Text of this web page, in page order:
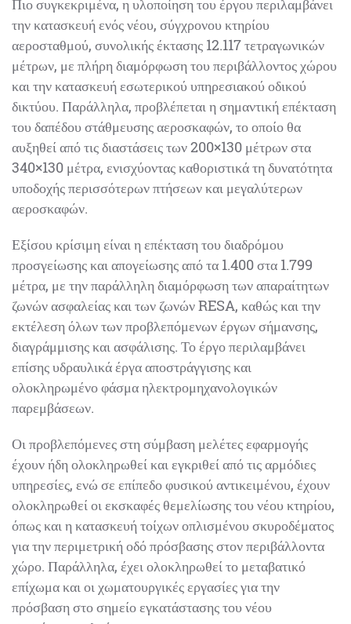
περιλαμβάνει την κατασκευή ενός νέου, σύγχρονου
κτηρίου αεροσταθμού, συνολικής έκτασης 12.117
τετραγωνικών μέτρων, με πλήρη διαμόρφωση του
περιβάλλοντος χώρου και την κατασκευή εσωτερικού
υπηρεσιακού οδικού δικτύου. Παράλληλα, προβλέπεται
η σημαντική επέκταση του δαπέδου στάθμευσης
αεροσκαφών, το οποίο θα αυξηθεί από τις διαστάσεις
των 200×130 μέτρων στα 340×130 μέτρα, ενισχύοντας
καθοριστικά τη δυνατότητα υποδοχής περισσότερων
πτήσεων και μεγαλύτερων αεροσκαφών.
προσγείωσης και απογείωσης από τα 1.400 στα 1.799
μέτρα, με την παράλληλη διαμόρφωση των
απαραίτητων ζωνών ασφαλείας και των ζωνών RESA,
καθώς και την εκτέλεση όλων των προβλεπόμενων
έργων σήμανσης, διαγράμμισης και ασφάλισης. Το έργο
περιλαμβάνει επίσης υδραυλικά έργα αποστράγγισης
και ολοκληρωμένο φάσμα ηλεκτρομηχανολογικών
παρεμβάσεων.
έχουν ήδη ολοκληρωθεί και εγκριθεί από τις αρμόδιες
υπηρεσίες, ενώ σε επίπεδο φυσικού αντικειμένου,
έχουν ολοκληρωθεί οι εκσκαφές θεμελίωσης του νέου
κτηρίου, όπως και η κατασκευή τοίχων οπλισμένου
σκυροδέματος για την περιμετρική οδό πρόσβασης στον
περιβάλλοντα χώρο. Παράλληλα, έχει ολοκληρωθεί το
μεταβατικό επίχωμα και οι χωματουργικές εργασίες για
την πρόσβαση στο σημείο εγκατάστασης του νέου
συστήματος πλοήγησης.